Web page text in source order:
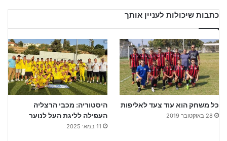
כתבות שיכולות לעניין אותך
כל משחק הוא עוד צעד לאליפות
28 באוקטובר 2019
היסטוריה: מכבי הרצליה
העפילה לליגת העל לנוער
11 במאי 2025